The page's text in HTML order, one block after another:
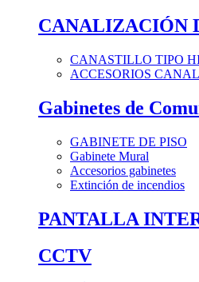
CANALIZACIÓN
CANASTILLO TIPO
ACCESORIOS
Gabinetes de
GABINETE DE PISO
Gabinete Mural
Accesorios gabinetes
Extinción de incendios
PANTALLA
CCTV